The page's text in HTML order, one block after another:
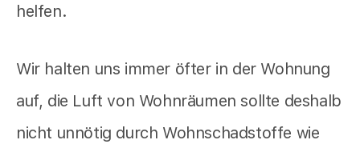
helfen.
Wir halten uns immer öfter in der Wohnung
auf, die Luft von Wohnräumen sollte deshalb
nicht unnötig durch Wohnschadstoffe wie